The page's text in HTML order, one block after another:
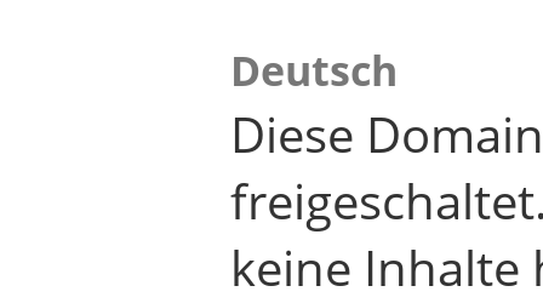
Deutsch
Diese
keine Inhalte